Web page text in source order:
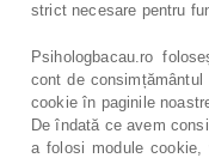
strict necesare pentru
Psihologbacau.ro
cont de consimțământul
cookie în paginile
De îndată ce avem
a folosi module cookie,